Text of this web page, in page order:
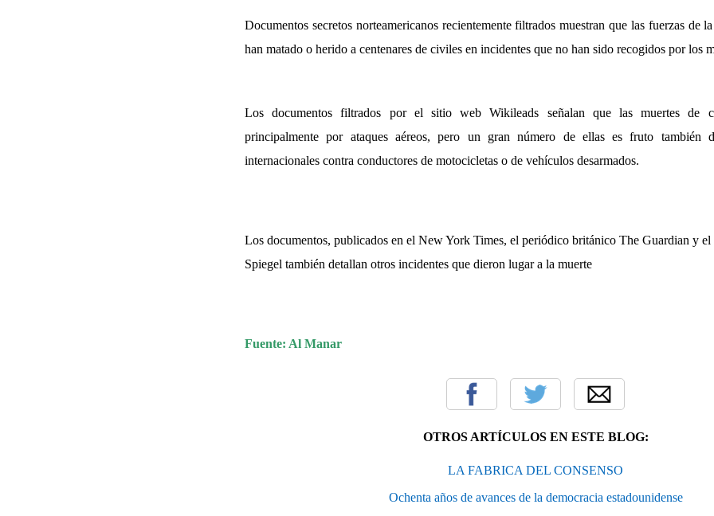
Documentos secretos norteamericanos recientemente filtrados muestran que las fuerzas de
han matado o herido a centenares de civiles en incidentes que no han sido recogidos por los
Los documentos filtrados por el sitio web Wikileads señalan que las muertes de
principalmente por ataques aéreos, pero un gran número de ellas es fruto también
internacionales contra conductores de motocicletas o de vehículos desarmados.
Los documentos, publicados en el New York Times, el periódico británico The Guardian y el
Spiegel también detallan otros incidentes que dieron lugar a la muerte
Fuente: Al Manar
OTROS ARTÍCULOS EN ESTE BLOG:
LA FABRICA DEL CONSENSO
Ochenta años de avances de la democracia estadounidense